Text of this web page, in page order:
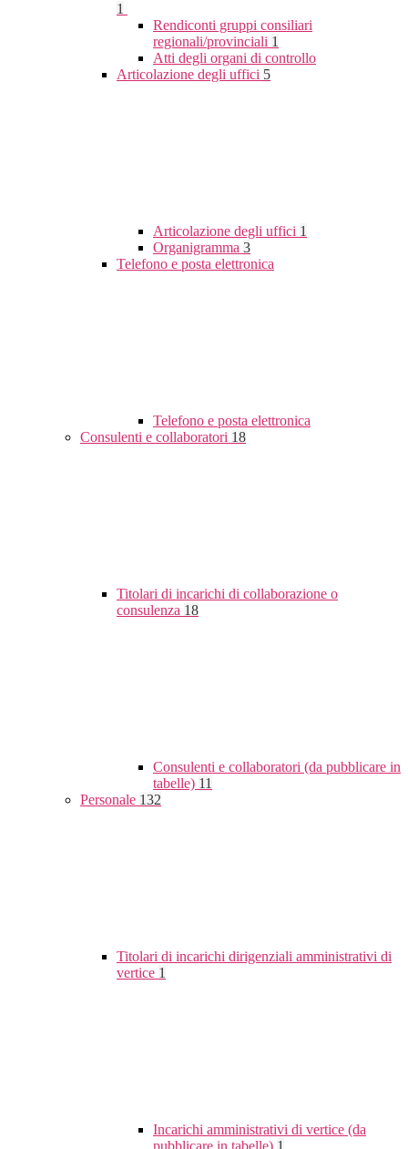
1
Rendiconti gruppi consiliari
regionali/provinciali 1
Atti degli organi di controllo
Articolazione degli uffici 5
Articolazione degli uffici 1
Organigramma 3
Telefono e posta elettronica
Telefono e posta elettronica
Consulenti e collaboratori 18
Titolari di incarichi di collaborazione o
consulenza 18
Consulenti e collaboratori (da pubblicare in
tabelle) 11
Personale 132
Titolari di incarichi dirigenziali amministrativi di
vertice 1
Incarichi amministrativi di vertice (da